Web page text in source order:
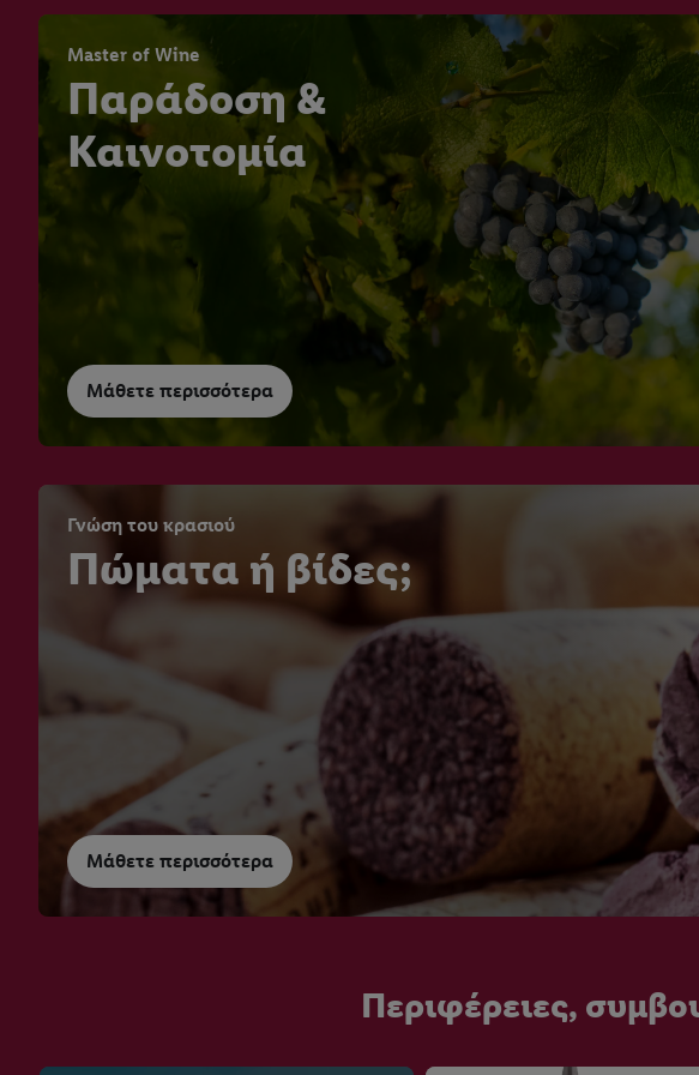
Master of Wine
Παράδοση &
Καινοτομία
Μάθετε περισσότερα
Γνώση του κρασιού
Πώματα ή βίδες;
Μάθετε περισσότερα
Περιφέρειες,